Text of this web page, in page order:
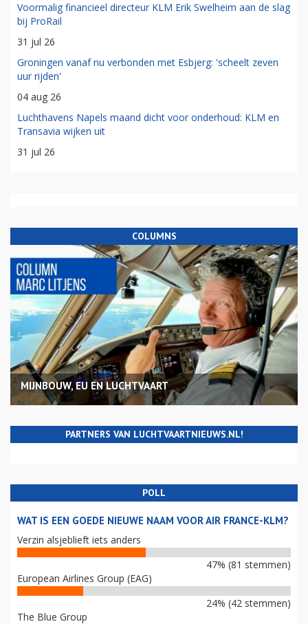
Voormalig financieel directeur KLM Erik Swelheim aan de slag
bij ProRail
31 jul 26
Groningen vanaf nu verbonden met Esbjerg: 'scheelt zeven
uur rijden'
04 aug 26
Luchthavens Napels maand dicht voor onderhoud: KLM en
Transavia wijken uit
31 jul 26
COLUMNS
MIJNBOUW, EU EN LUCHTVAART
PARTNERS VAN LUCHTVAARTNIEUWS.NL!
POLL
WAT IS EEN GOEDE NIEUWE NAAM VOOR AIR FRANCE-KLM?
Verzin alsjeblieft iets anders
47% (81 stemmen)
European Airlines Group (EAG)
24% (42 stemmen)
The Blue Group